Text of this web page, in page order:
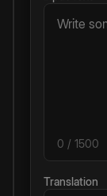
0 / 1500
Translation